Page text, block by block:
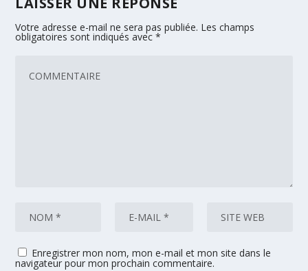
Votre adresse e-mail ne sera pas publiée. Les champs
obligatoires sont indiqués avec*
Enregistrer mon nom, mon e-mail et mon site dans le
navigateur pour mon prochain commentaire.